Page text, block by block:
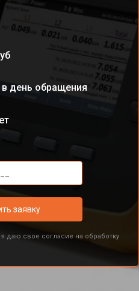
день обращения
заявку
даю свое согласие на обработку